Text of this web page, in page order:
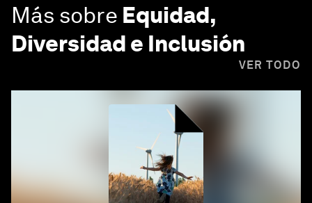
Más sobre Equidad,
Diversidad e Inclusión
VER TODO